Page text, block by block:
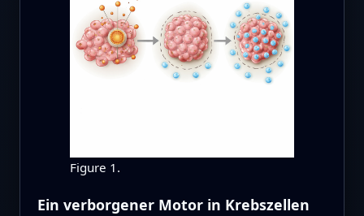
Figure 1.
Ein verborgener Motor in Krebszellen